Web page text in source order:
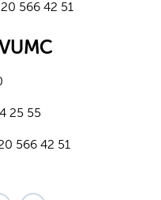
566 42 51
25 55
566 42 51